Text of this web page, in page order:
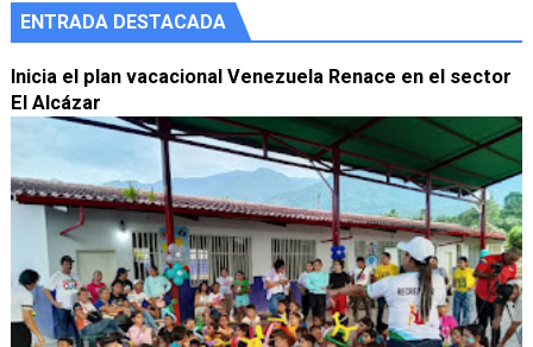
ENTRADA DESTACADA
Inicia el plan vacacional Venezuela Renace en el sector
El Alcázar